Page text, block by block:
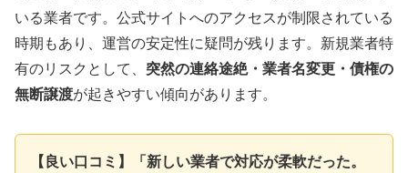
いる業者です。公式サイトへのアクセスが制限されている
時期もあり、運営の安定性に疑問が残ります。新規業者特
有のリスクとして、 突然の連絡途絶・業者名変更・債権の
無断譲渡が起きやすい傾向があります。
【良い口コミ】「新しい業者で対応が柔軟だった。